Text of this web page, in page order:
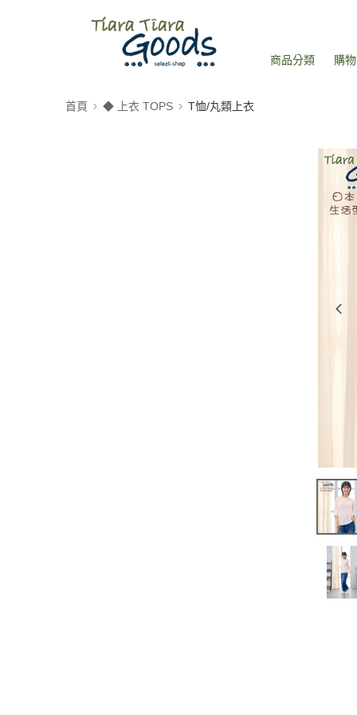
商品分類 購
首頁 ◆ 上衣 TOPS T恤/丸類上衣